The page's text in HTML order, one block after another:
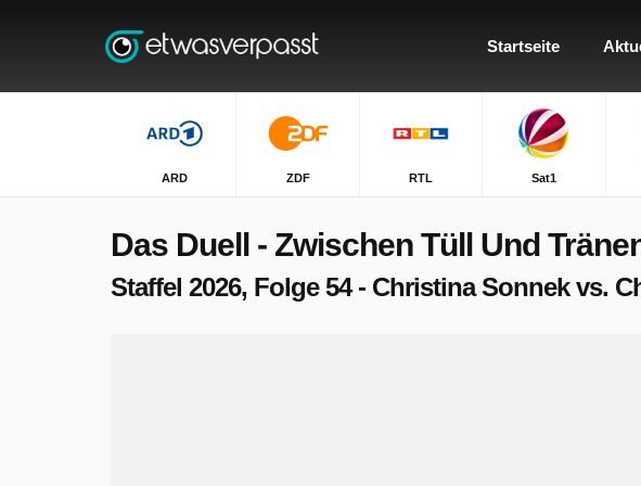
Startseite
ARD ZDF RTL Sat1
Das Duell - Zwischen Tüll Und
Staffel 2026, Folge 54 - Christina Sonnek vs.